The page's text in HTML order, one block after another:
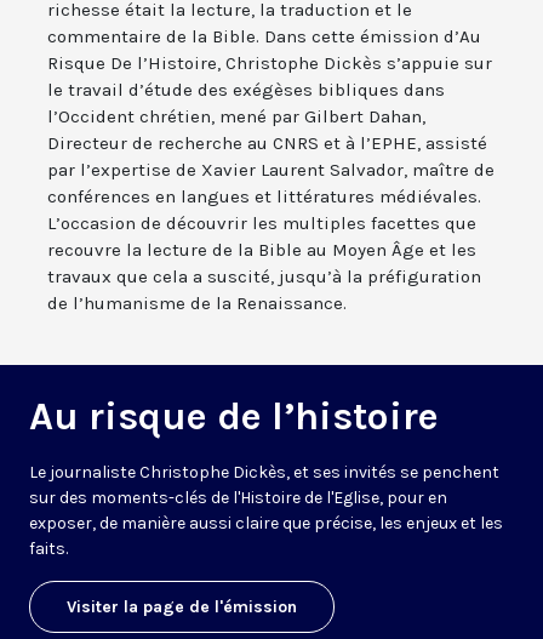
richesse était la lecture, la traduction et le
commentaire de la Bible. Dans cette émission d’Au
Risque De l’Histoire, Christophe Dickès s’appuie sur
le travail d’étude des exégèses bibliques dans
l’Occident chrétien, mené par Gilbert Dahan,
Directeur de recherche au CNRS et à l’EPHE, assisté
par l’expertise de Xavier Laurent Salvador, maître de
conférences en langues et littératures médiévales.
L’occasion de découvrir les multiples facettes que
recouvre la lecture de la Bible au Moyen Âge et les
travaux que cela a suscité, jusqu’à la préfiguration
de l’humanisme de la Renaissance.
Au risque de l’histoire
Le journaliste Christophe Dickès, et ses invités se penchent
sur des moments-clés de l'Histoire de l'Eglise, pour en
exposer, de manière aussi claire que précise, les enjeux et les
faits.
Visiter la page de l'émission